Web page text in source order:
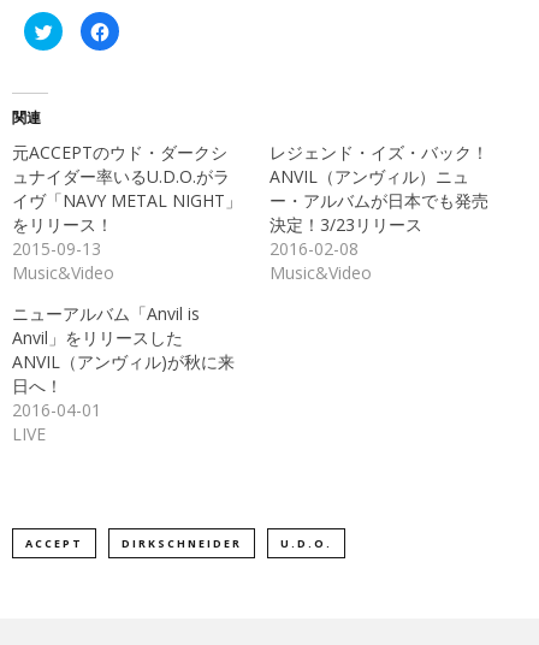
ク
リ
共
有
(新
し
い
ウ
ィ
ン
ド
ウ
き
ま
す)
Facebook
で
ク
リ
ッ
ク
し
い
い
ウ
ィ
ン
ド
関連
元ACCEPTのウド・ダークシ
ュナイダー率いるU.D.O.がラ
イヴ「NAVY METAL NIGHT」
をリリース！
2015-09-13
Music&Video
レジェンド・イズ・バック！
ANVIL（アンヴィル）ニュ
ー・アルバムが日本でも発売
決定！3/23リリース
2016-02-08
Music&Video
ニューアルバム「Anvil is
Anvil」をリリースした
ANVIL（アンヴィル)が秋に来
日へ！
2016-04-01
LIVE
ACCEPT DIRKSCHNEIDER U.D.O.